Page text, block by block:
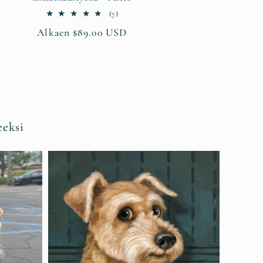
(7)7
yhteensä
Normaalihinta
Alkaen $89.00 USD